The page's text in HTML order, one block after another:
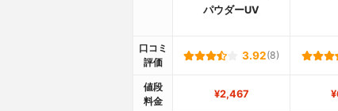
パウダーUV
口コミ
評価
3.92(8)
値段
料金
¥2,467